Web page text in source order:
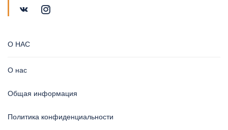
О НАС
О нас
Общая информация
Политика конфиденциальности